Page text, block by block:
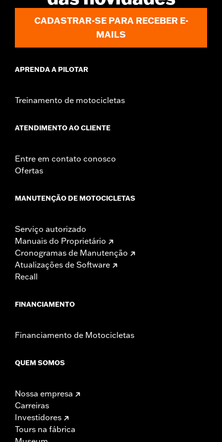
CADASTRAR-SE PARA RECEBER E-
MAILS
APRENDA A PILOTAR
Treinamento de motocicletas
ATENDIMENTO AO CLIENTE
Entre em contato conosco
Ofertas
MANUTENÇÃO DE MOTOCICLETAS
Serviço autorizado
Manuais do Proprietário
Cronogramas de Manutenção
Atualizações de Software
Recall
FINANCIAMENTO
Financiamento de Motocicletas
QUEM SOMOS
Nossa empresa
Carreiras
Investidores
Tours na fábrica